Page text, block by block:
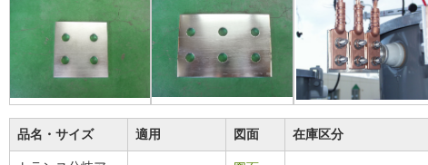
品名・サイズ 適用 図面 在庫区分